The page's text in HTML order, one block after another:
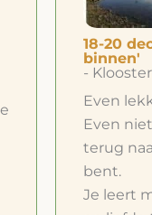
14-16
Zijn
-
stilte
los en
Dit is
retraites